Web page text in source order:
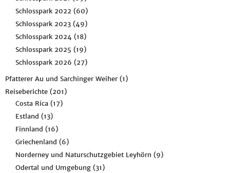
Schlosspark 2022 (60)
Schlosspark 2023 (49)
Schlosspark 2024 (18)
Schlosspark 2025 (19)
Schlosspark 2026 (27)
Pfatterer Au und Sarchinger Weiher (1)
Reiseberichte (201)
Costa Rica (17)
Estland (13)
Finnland (16)
Griechenland (6)
Norderney und Naturschutzgebiet Leyhörn (9)
Odertal und Umgebung (31)